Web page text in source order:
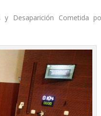
Desaparición Cometida